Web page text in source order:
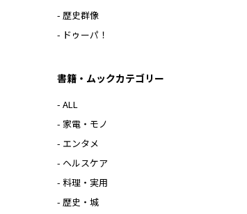
- 歴史群像
- ドゥーパ！
書籍・ムックカテゴリー
- ALL
- 家電・モノ
- エンタメ
- ヘルスケア
- 料理・実用
- 歴史・城